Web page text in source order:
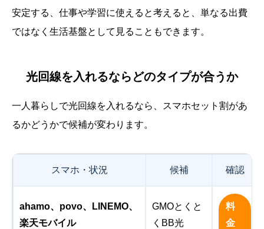
安定する、仕事や学習に使えると考えると、単なる出費
ではなく生活基盤として見ることもできます。
光回線を入れるならどのタイプが合うか
一人暮らしで光回線を入れるなら、スマホセット割があ
るかどうかで候補が変わります。
スマホ・状況 候補 確認
ahamo、povo、LINEMO、
楽天モバイル
GMOとくと
くBB光
料
金